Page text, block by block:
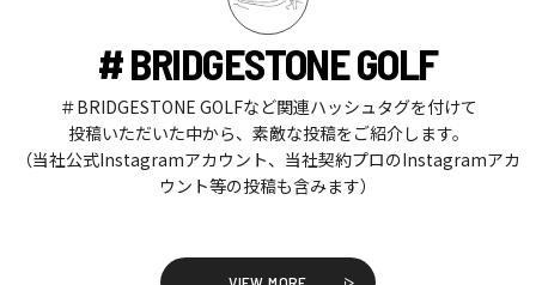
# BRIDGESTONE GOLF
＃BRIDGESTONE GOLFなど関連ハッシュタグを付けて
投稿いただいた中から、素敵な投稿をご紹介します。
（当社公式Instagramアカウント、当社契約プロのInstagramアカ
ウント等の投稿も含みます）